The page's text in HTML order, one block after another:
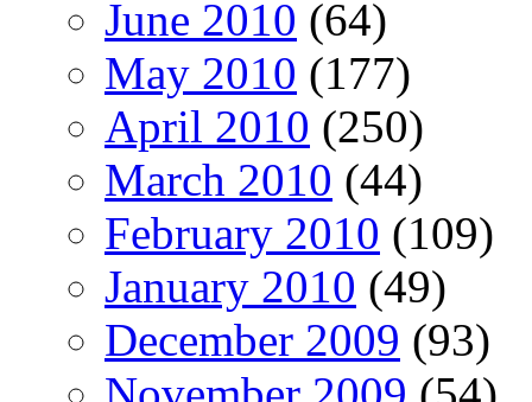
June 2010 (64)
May 2010 (177)
April 2010 (250)
March 2010 (44)
February 2010 (109)
January 2010 (49)
December 2009 (93)